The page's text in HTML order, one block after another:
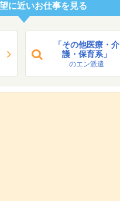
に近いお仕事を見る
「その他医療・介
護・保育系」
のエン派遣